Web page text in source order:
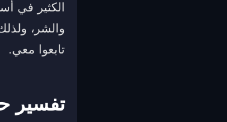
الكثير في
والشر،
تابعوا معي.
تفسير